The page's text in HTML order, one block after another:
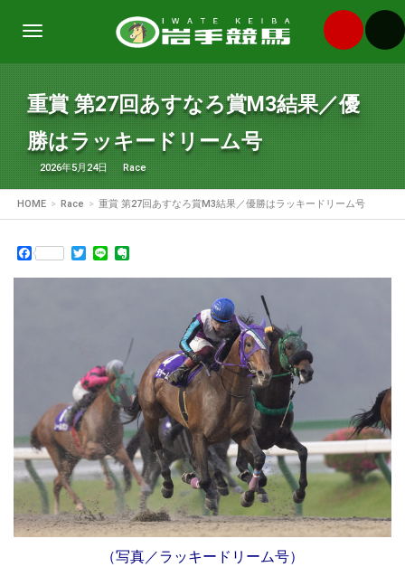
Toggle
重賞 第27回あすなろ賞M3結果／優
勝はラッキードリーム号
2026年5月24日 Race
HOME Race 重賞 第27回あすなろ賞M3結果／優勝はラッキードリーム号
FacebookTwitter
Line
（写真／ラッキードリーム号）